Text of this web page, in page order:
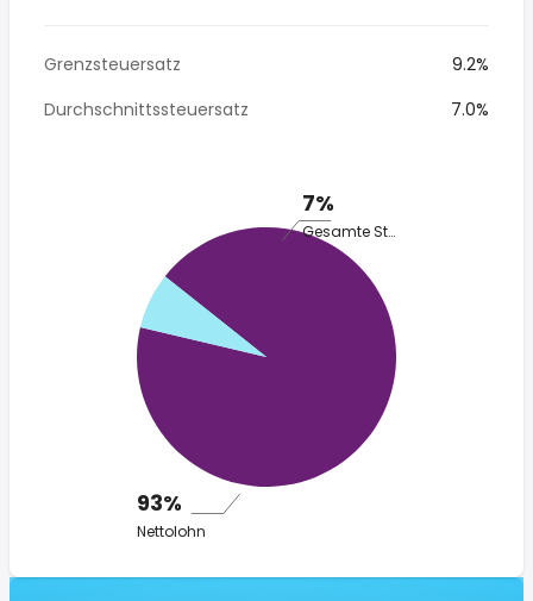
Grenzsteuersatz
9.2%
Durchschnittssteuersatz
7.0%
7%
Gesamte Steuer
93%
Nettolohn